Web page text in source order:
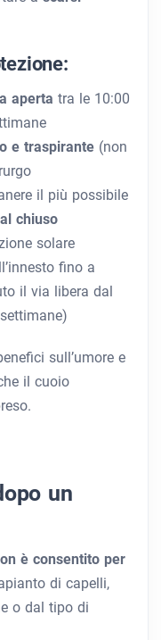
aperta tra le 10:00
e traspirante (non
il più possibile
chiuso
solare
fino a
il via libera dal
sull’umore e
il cuoio
un
è consentito per
di capelli,
o dal tipo di